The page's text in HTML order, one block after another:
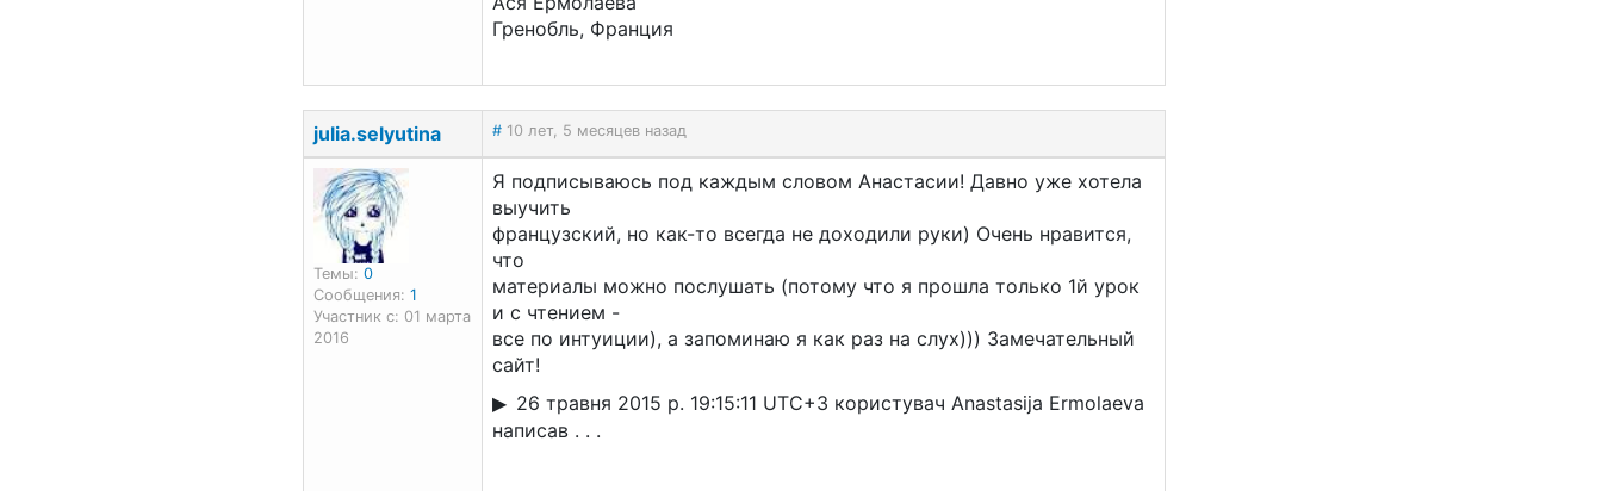
Гренобль, Франция
julia.selyutina # 10 лет, 5 месяцев назад
Темы: 0
Сообщения: 1
Участник с: 01 марта
2016
Я подписываюсь под каждым словом Анастасии! Давно уже хотела
выучить
французский, но как-то всегда не доходили руки) Очень нравится,
что
материалы можно послушать (потому что я прошла только 1й урок
и с чтением -
все по интуиции), а запоминаю я как раз на слух))) Замечательный
сайт!
26 травня 2015 р. 19:15:11 UTC+3 користувач Anastasija Ermolaeva
написав . . .